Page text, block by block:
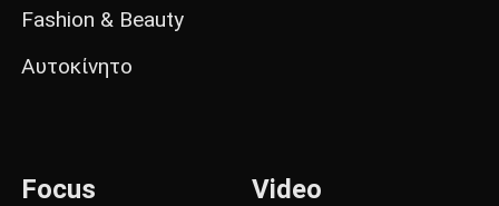
Fashion & Beauty
Αυτοκίνητο
Focus Video